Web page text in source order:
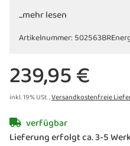
...mehr lesen
Artikelnummer: 502563BR
239,95 €
inkl. 19% USt. ,Versandkostenfreie
verfügbar
Lieferung erfolgt ca. 3-5